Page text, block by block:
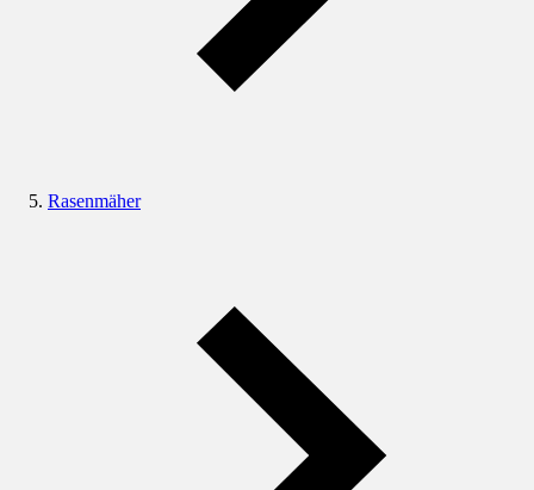
Rasenmäher